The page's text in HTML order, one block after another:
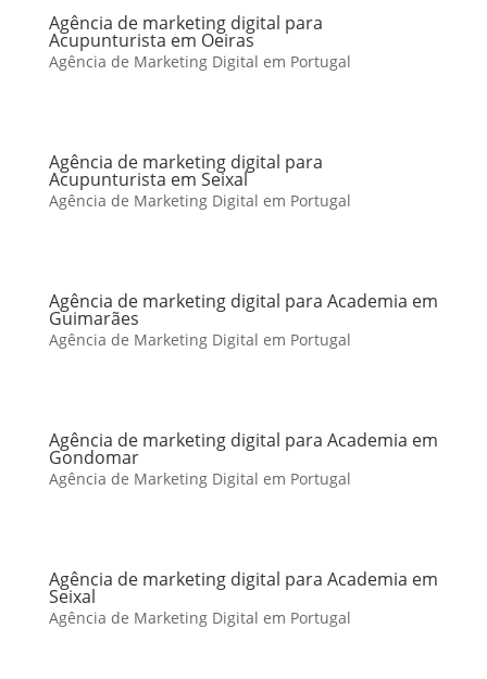
Agência de marketing digital para
Acupunturista em Oeiras
Agência de Marketing Digital em Portugal
Agência de marketing digital para
Acupunturista em Seixal
Agência de Marketing Digital em Portugal
Agência de marketing digital para Academia em
Guimarães
Agência de Marketing Digital em Portugal
Agência de marketing digital para Academia em
Gondomar
Agência de Marketing Digital em Portugal
Agência de marketing digital para Academia em
Seixal
Agência de Marketing Digital em Portugal